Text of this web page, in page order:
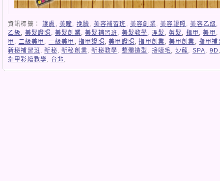
資訊標籤： 護膚 ,美瞳, 挽臉, 美容補習班 ,美容創業,美容證照 ,美容乙級 ,
乙級 , 美髮證照 ,美髮創業,美髮補習班 , 美髮教學, 理髮, 剪髮, 指甲 ,美甲 ,
甲 , 二級美甲 , 一級美甲 ,指甲證照 ,美甲證照 ,指甲創業, 美甲創業 , 指甲補
新秘補習班 ,新秘,新秘創業,新秘教學, 整體造型 , 接睫毛, 沙龍, SPA, 9D
指甲彩繪教學, 台北,